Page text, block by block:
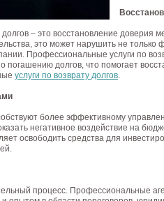
– это восстановление доверия
это может нарушить не
Профессиональные услуги по
погашению долгов, что помогает
услуги по возврату долгов.
более эффективному
негативное воздействие на
освободить средства для
процесс. Профессиональные